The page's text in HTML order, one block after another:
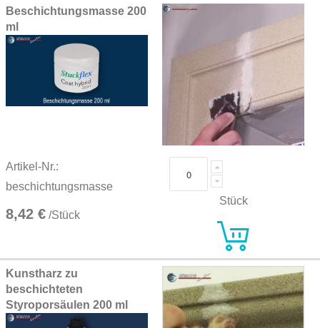
Beschichtungsmasse 200
ml
Artikel-Nr.:
beschichtungsmasse
8,42 € /Stück
Stück
Kunstharz zu
beschichteten
Styroporsäulen 200 ml